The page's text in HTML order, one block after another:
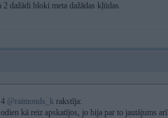
dažādi bloki meta dažādas kļūdas.
@raimonds_k rakstīja:
kā reiz apskatījos, jo bija par to jautājums